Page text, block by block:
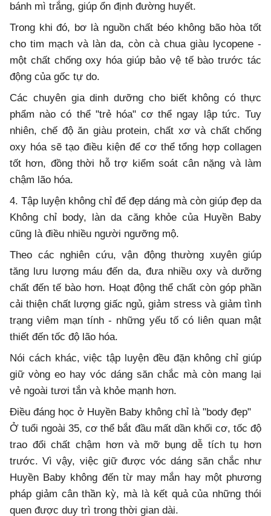
bánh mì trắng, giúp ổn định đường huyết.
Trong khi đó, bơ là nguồn chất béo không bão hòa tốt
cho tim mạch và làn da, còn cà chua giàu lycopene -
một chất chống oxy hóa giúp bảo vệ tế bào trước tác
động của gốc tự do.
Các chuyên gia dinh dưỡng cho biết không có thực
phẩm nào có thể "trẻ hóa" cơ thể ngay lập tức. Tuy
nhiên, chế độ ăn giàu protein, chất xơ và chất chống
oxy hóa sẽ tạo điều kiện để cơ thể tổng hợp collagen
tốt hơn, đồng thời hỗ trợ kiểm soát cân nặng và làm
chậm lão hóa.
4. Tập luyện không chỉ để đẹp dáng mà còn giúp đẹp da
Không chỉ body, làn da căng khỏe của Huyền Baby
cũng là điều nhiều người ngưỡng mộ.
Theo các nghiên cứu, vận động thường xuyên giúp
tăng lưu lượng máu đến da, đưa nhiều oxy và dưỡng
chất đến tế bào hơn. Hoạt động thể chất còn góp phần
cải thiện chất lượng giấc ngủ, giảm stress và giảm tình
trạng viêm mạn tính - những yếu tố có liên quan mật
thiết đến tốc độ lão hóa.
Nói cách khác, việc tập luyện đều đặn không chỉ giúp
giữ vòng eo hay vóc dáng săn chắc mà còn mang lại
vẻ ngoài tươi tắn và khỏe mạnh hơn.
Điều đáng học ở Huyền Baby không chỉ là "body đẹp"
Ở tuổi ngoài 35, cơ thể bắt đầu mất dần khối cơ, tốc độ
trao đổi chất chậm hơn và mỡ bụng dễ tích tụ hơn
trước. Vì vậy, việc giữ được vóc dáng săn chắc như
Huyền Baby không đến từ may mắn hay một phương
pháp giảm cân thần kỳ, mà là kết quả của những thói
quen được duy trì trong thời gian dài.